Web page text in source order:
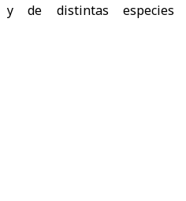
y de distintas especies